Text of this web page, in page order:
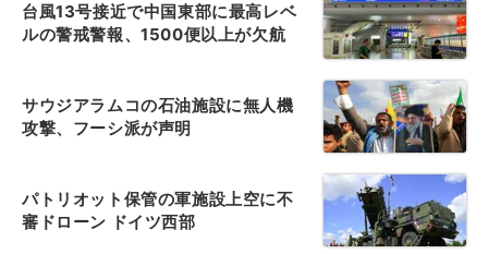
台風13号接近で中国東部に最高レベ
ルの警戒警報、1500便以上が欠航
サウジアラムコの石油施設に無人機
攻撃、フーシ派が声明
パトリオット保管の軍施設上空に不
審ドローン ドイツ西部